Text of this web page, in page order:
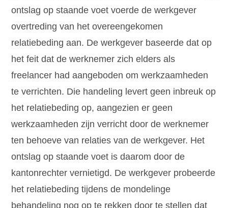
ontslag op staande voet voerde de werkgever
overtreding van het overeengekomen
relatiebeding aan. De werkgever baseerde dat op
het feit dat de werknemer zich elders als
freelancer had aangeboden om werkzaamheden
te verrichten. Die handeling levert geen inbreuk op
het relatiebeding op, aangezien er geen
werkzaamheden zijn verricht door de werknemer
ten behoeve van relaties van de werkgever. Het
ontslag op staande voet is daarom door de
kantonrechter vernietigd. De werkgever probeerde
het relatiebeding tijdens de mondelinge
behandeling nog op te rekken door te stellen dat